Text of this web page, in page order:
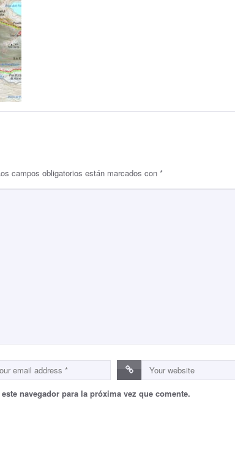
campos obligatorios están marcados con *
navegador para la próxima vez que comente.